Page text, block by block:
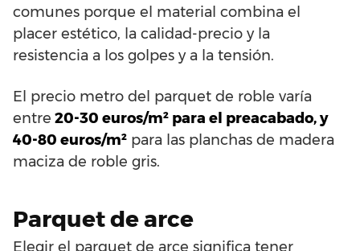
comunes porque el material combina el
placer estético, la calidad-precio y la
resistencia a los golpes y a la tensión.
El precio metro del parquet de roble varía
entre 20-30 euros/m² para el preacabado, y
40-80 euros/m² para las planchas de madera
maciza de roble gris.
Parquet de arce
Elegir el parquet de arce significa tener